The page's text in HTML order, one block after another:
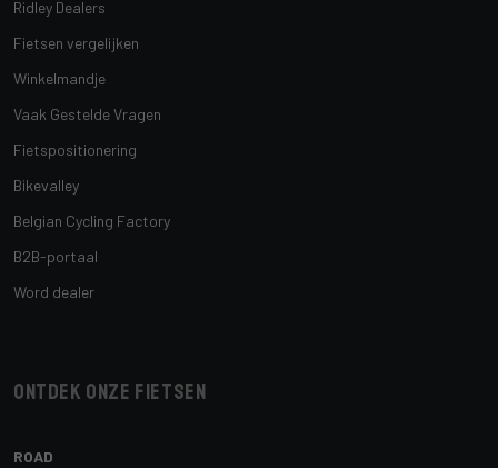
Ridley Dealers
Fietsen vergelijken
Winkelmandje
Vaak Gestelde Vragen
Fietspositionering
Bikevalley
Belgian Cycling Factory
B2B-portaal
Word dealer
Ontdek onze fietsen
ROAD